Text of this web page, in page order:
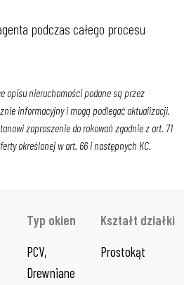
podczas całego procesu
opisu nieruchomości podane są przez
informacyjny i mogą podlegać aktualizacji.
zaproszenie do rokowań zgodnie z art. 71
określonej w art. 66 i następnych KC.
Typ okien
PCV,
Drewniane
Kształt działki
Prostokąt